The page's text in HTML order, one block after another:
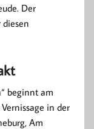
Der
diesen
beginnt am
in der
Am